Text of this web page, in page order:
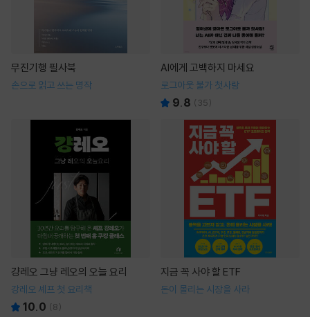
무진기행 필사북
손으로 읽고 쓰는 명작
AI에게 고백하지 마세요
로그아웃 불가 첫사랑
9.8 ( 35)
걍레오 그냥 레오의 오늘 요리
강레오 셰프 첫 요리책
10.0 (8)
지금 꼭 사야 할 ETF
돈이 몰리는 시장을 사라